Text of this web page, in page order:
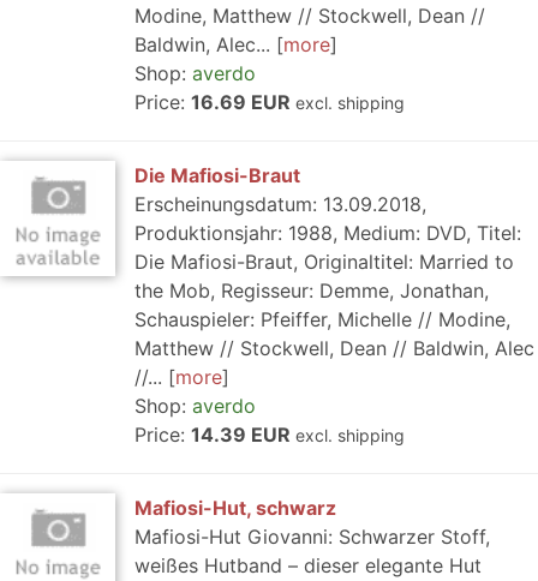
Modine, Matthew // Stockwell, Dean //
Baldwin, Alec...
more
Shop: averdo
Price: 16.69 EUR excl. shipping
Die Mafiosi-Braut
Erscheinungsdatum: 13.09.2018,
Produktionsjahr: 1988, Medium: DVD, Titel:
Die Mafiosi-Braut, Originaltitel: Married to
the Mob, Regisseur: Demme, Jonathan,
Schauspieler: Pfeiffer, Michelle // Modine,
Matthew // Stockwell, Dean // Baldwin, Alec
//...
more
Shop: averdo
Price: 14.39 EUR excl. shipping
Mafiosi-Hut, schwarz
Mafiosi-Hut Giovanni: Schwarzer Stoff,
weißes Hutband – dieser elegante Hut